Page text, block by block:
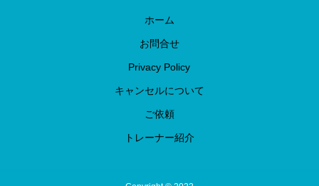
ホーム
お問合せ
Privacy Policy
キャンセルについて
ご依頼
トレーナー紹介